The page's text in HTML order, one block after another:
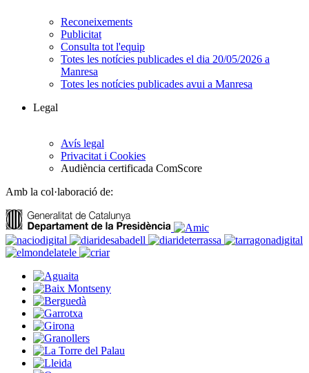
Reconeixements
Publicitat
Consulta tot l'equip
Totes les notícies publicades el dia 20/05/2026 a
Manresa
Totes les notícies publicades avui a Manresa
Legal
Avís legal
Privacitat i Cookies
Audiència certificada ComScore
Amb la col·laboració de: